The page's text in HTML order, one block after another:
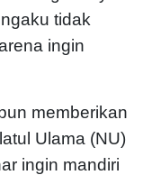
tidak
ingin
memberikan
Ulama (NU)
ingin mandiri